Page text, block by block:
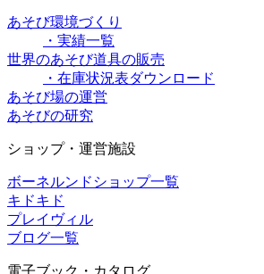
あそび環境づくり
・実績一覧
世界のあそび道具の販売
・在庫状況表ダウンロード
あそび場の運営
あそびの研究
ショップ・運営施設
ボーネルンドショップ一覧
キドキド
プレイヴィル
ブログ一覧
電子ブック・カタログ